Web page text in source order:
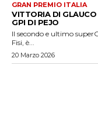
GRAN PREMIO ITALIA
VITTORIA DI
GPI DI PEJO
Il secondo e ultimo
Fisi, è...
20 Marzo 2026